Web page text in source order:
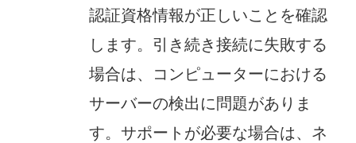
認証資格情報が正しいことを確認
します。引き続き接続に失敗する
場合は、コンピューターにおける
サーバーの検出に問題がありま
す。サポートが必要な場合は、ネ